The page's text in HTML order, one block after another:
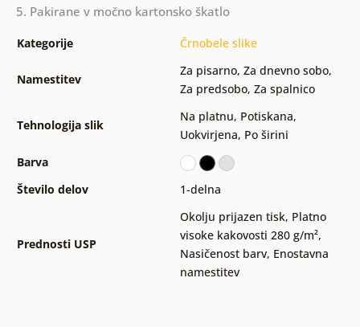
5. Pakirane v močno kartonsko škatlo
Kategorije Črnobele slike
Namestitev
Za pisarno, Za dnevno sobo,
Za predsobo, Za spalnico
Tehnologija slik
Na platnu, Potiskana,
Uokvirjena, Po širini
Barva
Število delov
1-delna
Prednosti USP
Okolju prijazen tisk, Platno
visoke kakovosti 280 g/m²,
Nasičenost barv, Enostavna
namestitev